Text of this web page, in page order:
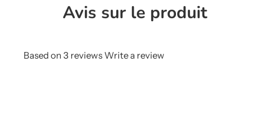
Avis sur le produit
Based on 3 reviews Write a review